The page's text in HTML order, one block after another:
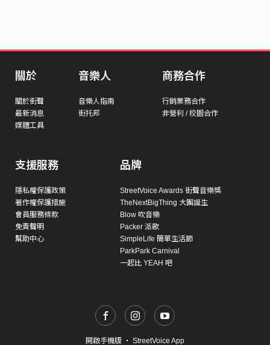
關於
關於街聲
最新消息
媒體工具
音樂人
音樂人指南
街托邦
商務合作
行銷業務合作
非營利 / 校園合作
支援服務
隱私權保護政策
著作權保護措施
會員服務條款
免責聲明
幫助中心
品牌
StreetVoice Awards 街聲音樂獎
TheNextBigThing 大團誕生
Blow 吹音樂
Packer 派歌
SimpleLife 簡單生活節
ParkPark Carnival
一起比 YEAH 吧
開啟手機版 ・ StreetVoice App